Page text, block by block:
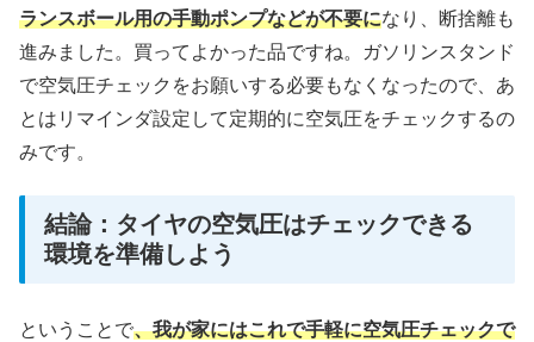
ランスボール用の手動ポンプなどが不要になり、断捨離も
進みました。買ってよかった品ですね。ガソリンスタンド
で空気圧チェックをお願いする必要もなくなったので、あ
とはリマインダ設定して定期的に空気圧をチェックするの
みです。
結論：タイヤの空気圧はチェックできる
環境を準備しよう
ということで、我が家にはこれで手軽に空気圧チェックで